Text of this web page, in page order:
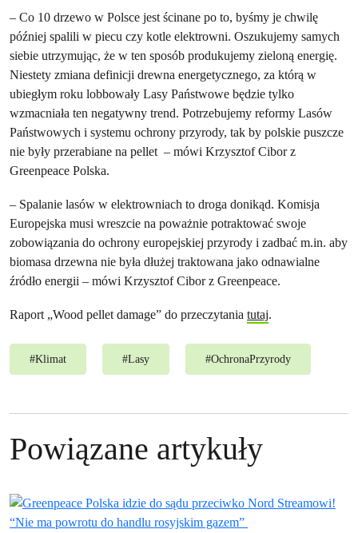
– Co 10 drzewo w Polsce jest ścinane po to, byśmy je chwilę
później spalili w piecu czy kotle elektrowni. Oszukujemy samych
siebie utrzymując, że w ten sposób produkujemy zieloną energię.
Niestety zmiana definicji drewna energetycznego, za którą w
ubiegłym roku lobbowały Lasy Państwowe będzie tylko
wzmacniała ten negatywny trend. Potrzebujemy reformy Lasów
Państwowych i systemu ochrony przyrody, tak by polskie puszcze
nie były przerabiane na pellet – mówi Krzysztof Cibor z
Greenpeace Polska.
– Spalanie lasów w elektrowniach to droga donikąd. Komisja
Europejska musi wreszcie na poważnie potraktować swoje
zobowiązania do ochrony europejskiej przyrody i zadbać m.in. aby
biomasa drzewna nie była dłużej traktowana jako odnawialne
źródło energii – mówi Krzysztof Cibor z Greenpeace.
Raport „Wood pellet damage” do przeczytania tutaj.
#Klimat #Lasy #OchronaPrzyrody
Powiązane artykuły